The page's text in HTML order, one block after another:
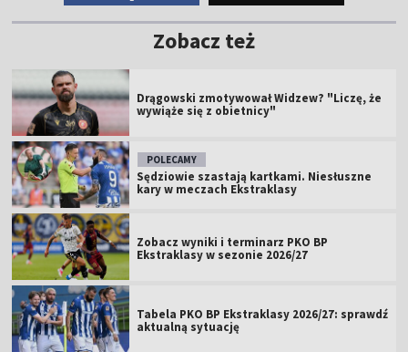
Zobacz też
Drągowski zmotywował Widzew? "Liczę, że
wywiąże się z obietnicy"
POLECAMY
Sędziowie szastają kartkami. Niesłuszne
kary w meczach Ekstraklasy
Zobacz wyniki i terminarz PKO BP
Ekstraklasy w sezonie 2026/27
Tabela PKO BP Ekstraklasy 2026/27: sprawdź
aktualną sytuację